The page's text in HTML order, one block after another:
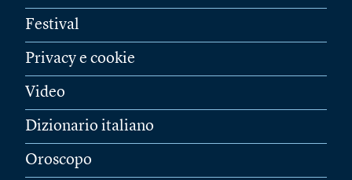
Festival
Privacy e cookie
Video
Dizionario italiano
Oroscopo